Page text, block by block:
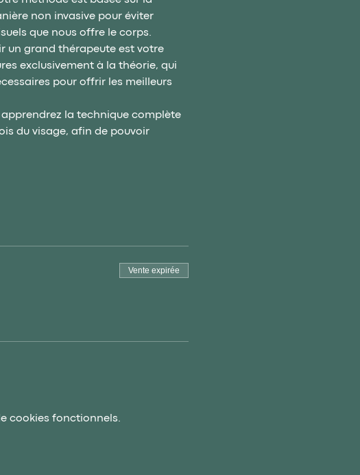
non invasive pour éviter
que nous offre le corps.
un grand thérapeute est votre
exclusivement à la théorie, qui
pour offrir les meilleurs
la technique complète
du visage, afin de pouvoir
Vente expirée
cookies fonctionnels.